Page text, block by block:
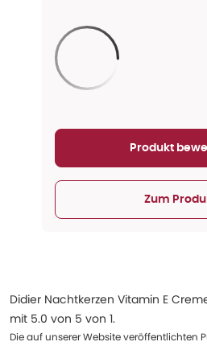
Aktualisieren...
Produkt
Zum
Didier Nachtkerzen Vitamin E
mit 5.0 von 5 von 1.
Die auf unserer Website veröffentlichten